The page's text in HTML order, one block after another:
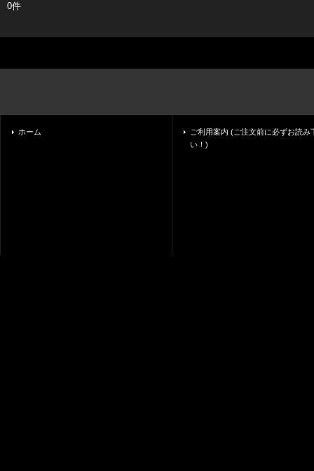
0件
ホーム
ご利用案内 (ご注文前に必ずお読み
い！)